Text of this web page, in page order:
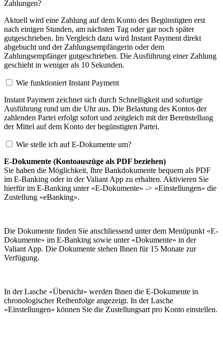
Zahlungen?
Aktuell wird eine Zahlung auf dem Konto des Begünstigten erst
nach einigen Stunden, am nächsten Tag oder gar noch später
gutgeschrieben. Im Vergleich dazu wird Instant Payment direkt
abgebucht und der Zahlungsempfängerin oder dem
Zahlungsempfänger gutgeschrieben. Die Ausführung einer Zahlung
geschieht in weniger als 10 Sekunden.
Wie funktioniert Instant Payment
Instant Payment zeichnet sich durch Schnelligkeit und sofortige
Ausführung rund um die Uhr aus. Die Belastung des Kontos der
zahlenden Partei erfolgt sofort und zeitgleich mit der Bereitstellung
der Mittel auf dem Konto der begünstigten Partei.
Wie stelle ich auf E-Dokumente um?
E-Dokumente (Kontoauszüge als PDF beziehen)
Sie haben die Möglichkeit, Ihre Bankdokumente bequem als PDF
im E-Banking oder in der Valiant App zu erhalten. Aktivieren Sie
hierfür im E-Banking unter «E-Dokumente» -> «Einstellungen» die
Zustellung «eBanking».
Die Dokumente finden Sie anschliessend unter dem Menüpunkt «E-
Dokumente» im E-Banking sowie unter «Dokumente» in der
Valiant App. Die Dokumente stehen Ihnen für 15 Monate zur
Verfügung.
In der Lasche «Übersicht» werden Ihnen die E-Dokumente in
chronologischer Reihenfolge angezeigt. In der Lasche
«Einstellungen» können Sie die Zustellungsart pro Konto einstellen.